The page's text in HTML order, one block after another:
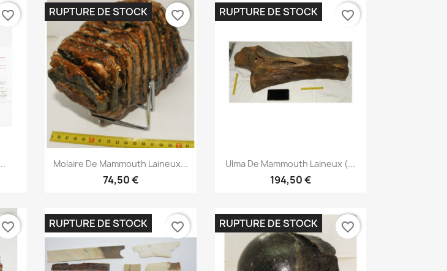
favorite_border
Aperçu rapide
Molaire De Mammouth Laineux...
74,50 €
RUPTURE DE STOCK favorite_border
Aperçu rapide
Ulma De Mammouth Laineux (...
194,50 €
RUPTURE DE STOCK favorite_border
favorite_border RUPTURE DE STOCK favorite_border RUPTURE DE STOCK favorite_border